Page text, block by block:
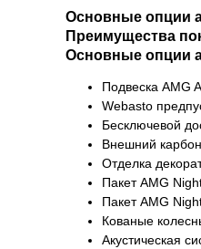
Основные опции
Преимущества
Основные опции
Подвеска AMG
Webasto
Бесключевой
Внешний
Отделка
Пакет AMG
Пакет AMG
Кованые
Акустическая